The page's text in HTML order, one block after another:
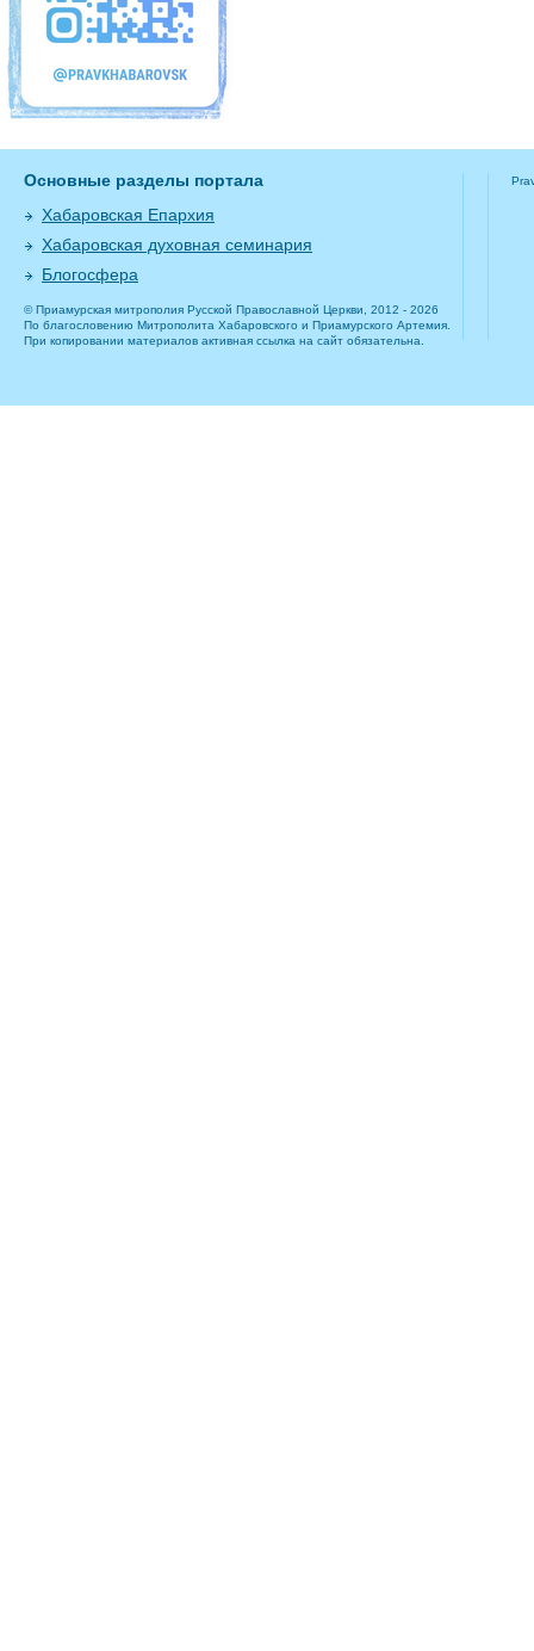
Основные разделы портала
Хабаровская Епархия
Хабаровская духовная семинария
Блогосфера
© Приамурская митрополия Русской Православной Церкви, 2012 - 2026
По благословению Митрополита Хабаровского и Приамурского Артемия.
При копировании материалов активная ссылка на сайт обязательна.